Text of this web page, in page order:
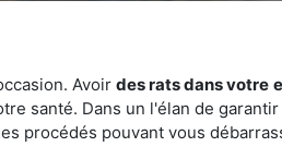
Avoir des rats dans votre
santé. Dans un l'élan de
procédés pouvant vous